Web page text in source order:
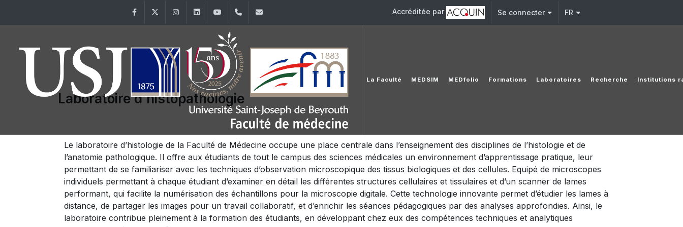
FacebookTwitter InstagramLinkedInYouTube+961 (1) 421 235 Accréditée par Se connecter FR
La Faculté MEDSIM MEDfolio Formations Laboratoires Recherche Institutions
Laboratoire d’histopathologie
Le laboratoire d’histologie de la Faculté de Médecine occupe une place centrale dans l’enseignement des disciplines de l’histologie et de
l’anatomie pathologique. Il offre aux étudiants de tout le campus des sciences médicales un environnement d’apprentissage pratique, leur
permettant de se familiariser avec les techniques d’observation microscopique des tissus biologiques et des cellules. Equipé de microscopes
individuels permettant à chaque étudiant d’examiner en détail les différentes structures cellulaires et tissulaires et d’un scanner de lames
performant, qui facilite la numérisation des échantillons pour la microscopie digitale. Cette technologie innovante permet d’étudier les lames à
distance, de partager les images pour un travail collaboratif, et d’enrichir les séances pédagogiques par des analyses approfondies. Ainsi, le
laboratoire contribue pleinement à la formation des étudiants, en développant chez eux des compétences techniques et analytiques